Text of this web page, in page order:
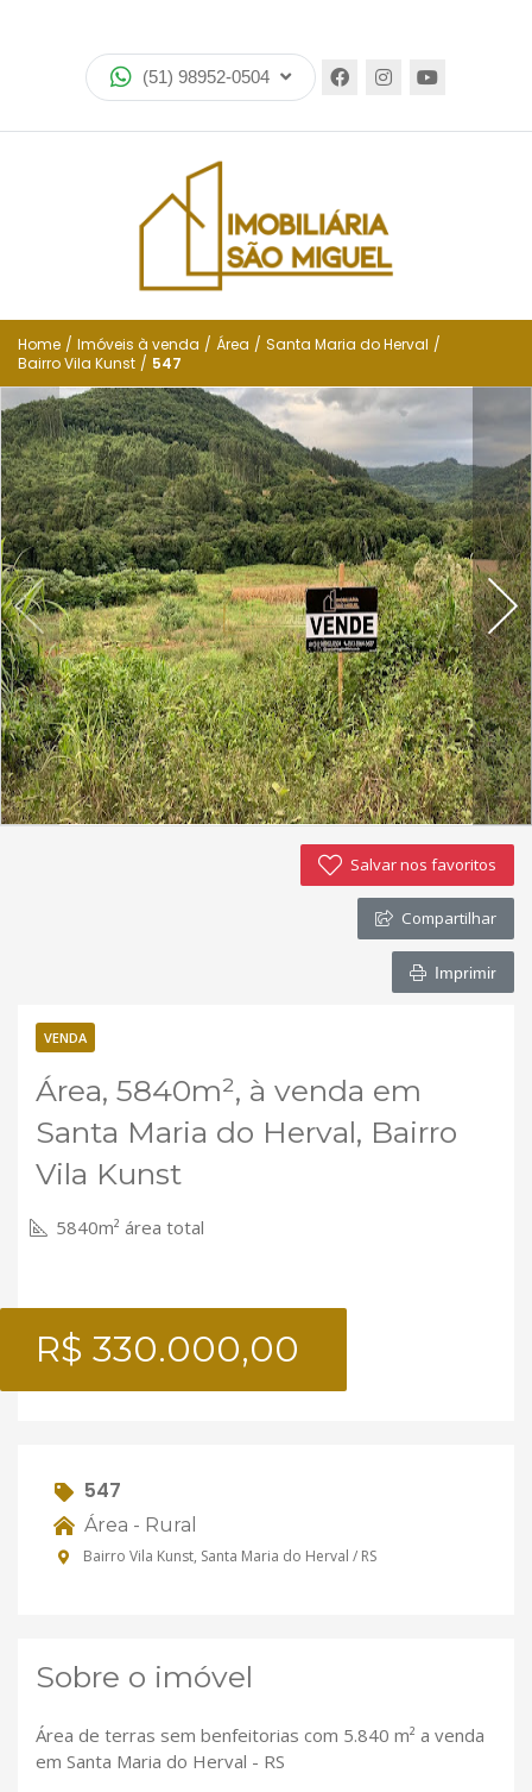
(51) 98952-0504
Imóveis
Encomende seu imóvel
Financiamento
Negocie seu imóvel
Simulador de financiamento
Negocie seu imóvel
Imóveis favoritos
Contato
Home / Imóveis à venda / Área / Santa Maria do Herval /
Bairro Vila Kunst / 547
Salvar nos favoritos
Compartilhar
Imprimir
VENDA
Área, 5840m², à venda em
Santa Maria do Herval, Bairro
Vila Kunst
5840m² área total
R$ 330.000,00
547
Área - Rural
Bairro Vila Kunst, Santa Maria do Herval / RS
Sobre o imóvel
Área de terras sem benfeitorias com 5.840 m² a venda
em Santa Maria do Herval - RS